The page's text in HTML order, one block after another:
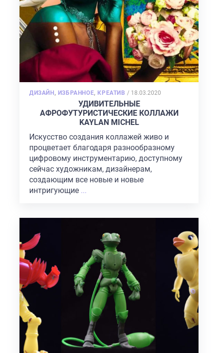
ДИЗАЙН , ИЗБРАННОЕ, КРЕАТИВ / POSTED
ON
18.03.2020
УДИВИТЕЛЬНЫЕ
АФРОФУТУРИСТИЧЕСКИЕ КОЛЛАЖИ
KAYLAN MICHEL
Искусство создания коллажей живо и
процветает благодаря разнообразному
цифровому инструментарию, доступному
сейчас художникам, дизайнерам,
создающим все новые и новые
интригующие ...